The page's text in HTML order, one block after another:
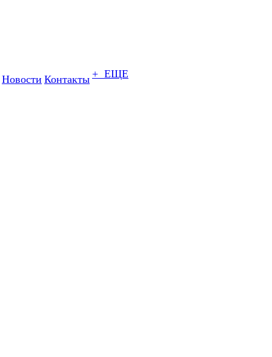
Новости Контакты + ЕЩЕ